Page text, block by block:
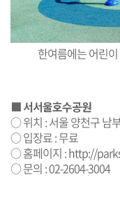
한여름에는 어린
■ 서서울호수공원
○ 위치 : 서울 양천구 남
○ 입장료 : 무료
○ 홈페이지 :http://
○ 문의 : 02-2604-3004